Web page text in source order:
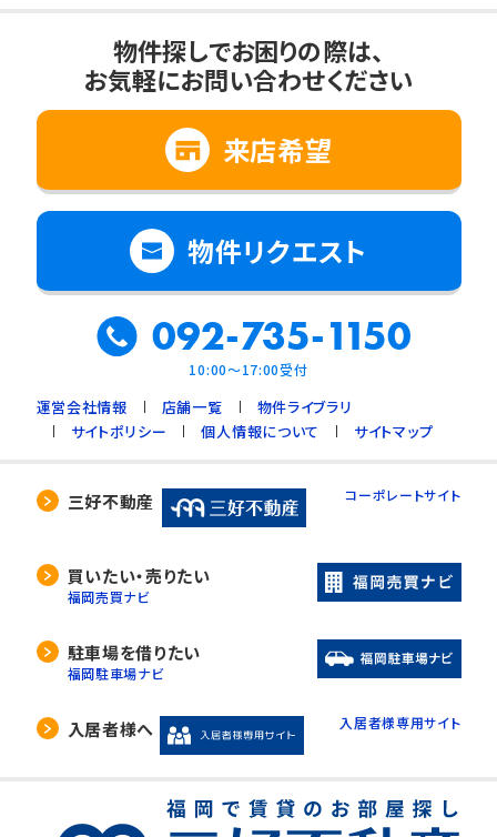
物件探しでお困りの際は、
お気軽にお問い合わせください
来店希望
物件リクエスト
092-735-1150
10:00～17:00受付
運営会社情報 店舗一覧
物件ライブラリ
サイトポリシー
個人情報について サイトマップ
三好不動産 コーポレートサイト
買いたい・売りたい
福岡売買ナビ
駐車場を借りたい
福岡駐車場ナビ
入居者様へ 入居者様専用サイト